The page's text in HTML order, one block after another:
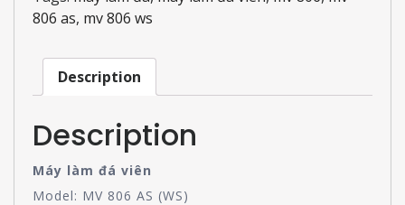
806 as, mv 806 ws
Description
Description
Máy làm đá viên
Model: MV 806 AS (WS)